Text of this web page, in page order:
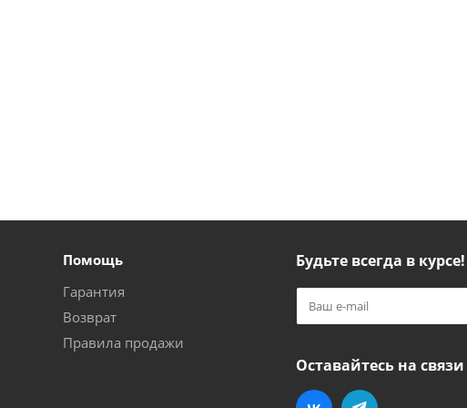
Помощь
Гарантия
Возврат
Правила продажи
Будьте всегда в курсе!
Оставайтесь на связи